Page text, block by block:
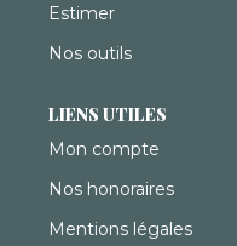
Estimer
Nos outils
LIENS UTILES
Mon compte
Nos honoraires
Mentions légales